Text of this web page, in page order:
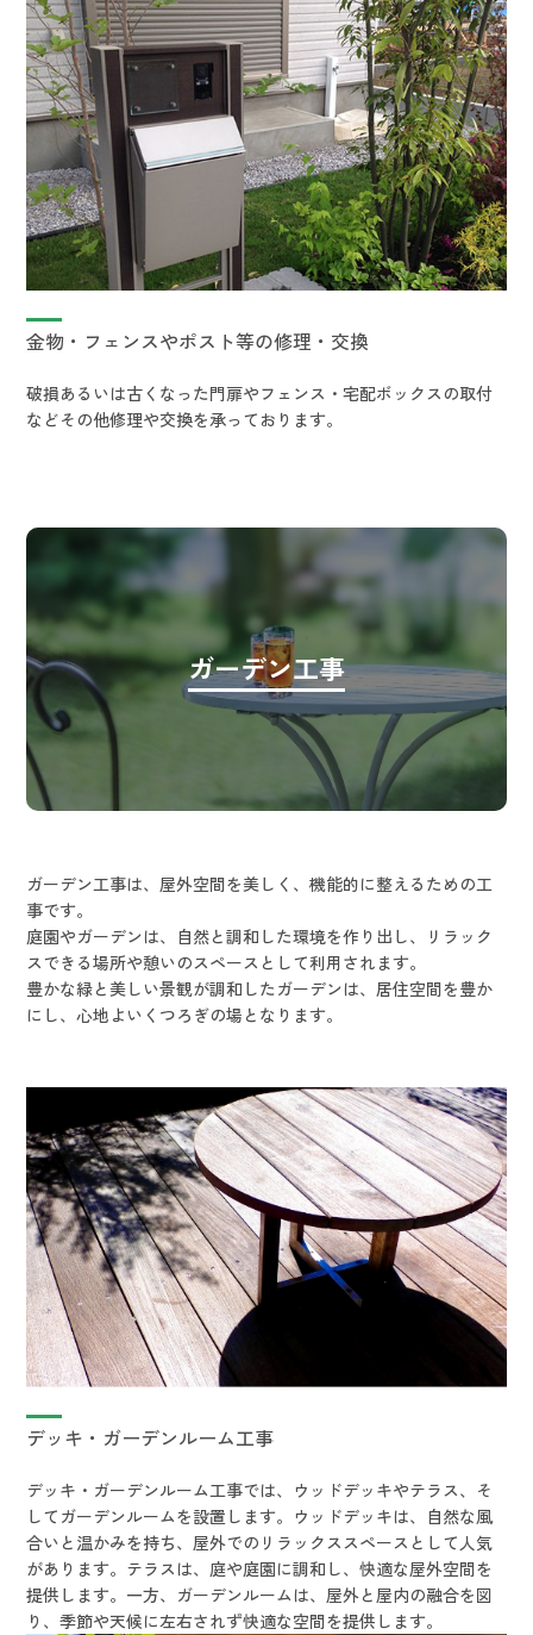
金物・フェンスやポスト等の修理・交換
破損あるいは古くなった門扉やフェンス・宅配ボックスの取付
などその他修理や交換を承っております。
ガーデン工事
ガーデン工事は、屋外空間を美しく、機能的に整えるための工
事です。
庭園やガーデンは、自然と調和した環境を作り出し、リラック
スできる場所や憩いのスペースとして利用されます。
豊かな緑と美しい景観が調和したガーデンは、居住空間を豊か
にし、心地よいくつろぎの場となります。
デッキ・ガーデンルーム工事
デッキ・ガーデンルーム工事では、ウッドデッキやテラス、そ
してガーデンルームを設置します。ウッドデッキは、自然な風
合いと温かみを持ち、屋外でのリラックススペースとして人気
があります。テラスは、庭や庭園に調和し、快適な屋外空間を
提供します。一方、ガーデンルームは、屋外と屋内の融合を図
り、季節や天候に左右されず快適な空間を提供します。